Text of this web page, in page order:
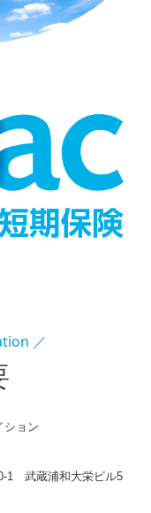
／
ション
1 武蔵浦和大栄ビル5